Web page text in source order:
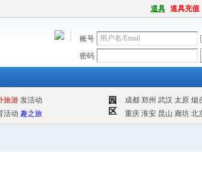
道具 道具充值
账号
密码